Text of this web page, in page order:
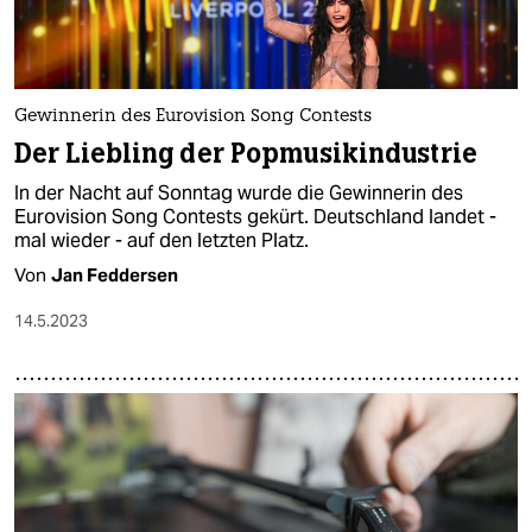
Gewinnerin des Eurovision Song Contests
Der Liebling der Popmusikindustrie
In der Nacht auf Sonntag wurde die Gewinnerin des
Eurovision Song Contests gekürt. Deutschland landet -
mal wieder - auf den letzten Platz.
Von Jan Feddersen
14.5.2023